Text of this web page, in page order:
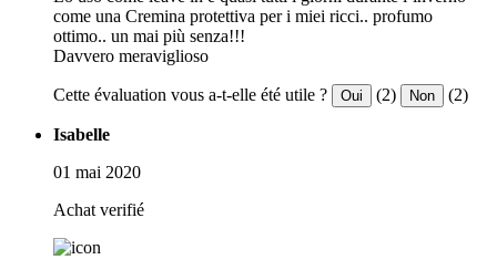
come una Cremina protettiva per i miei ricci.. profumo
ottimo.. un mai più senza!!!
Davvero meraviglioso
Cette évaluation vous a-t-elle été utile ? Oui (2) Non (2)
Isabelle
01 mai 2020
Achat verifié